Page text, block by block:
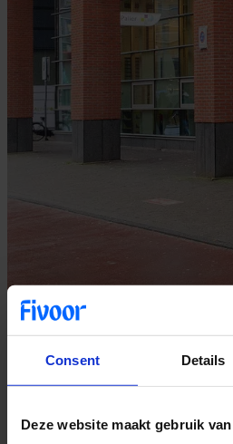
Consent Details
Deze website maakt gebruik